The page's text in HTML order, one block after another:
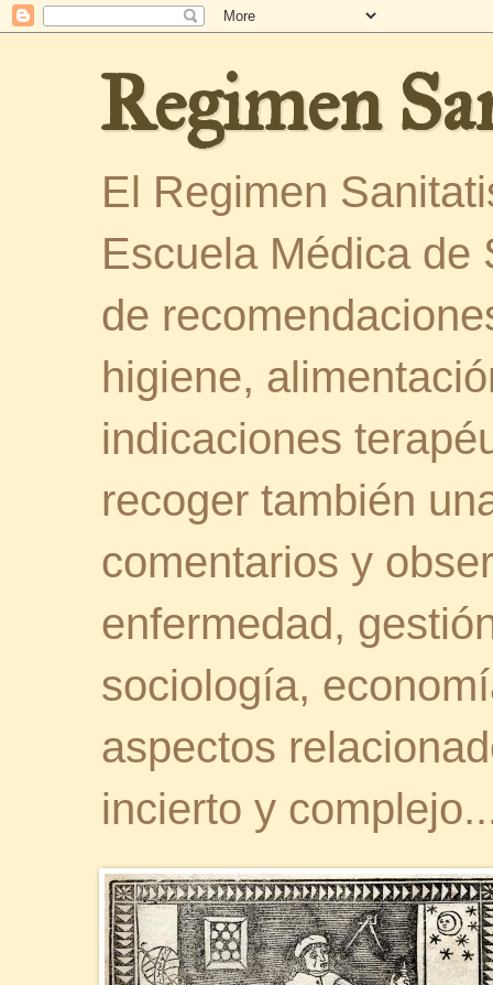
Regimen
El Regimen
Escuela Médica de
de
higiene,
indicaciones
recoger también
comentarios y
enfermedad,
sociología,
aspectos
incierto y